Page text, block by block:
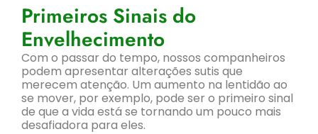
Primeiros Sinais do
Envelhecimento
Com o passar do tempo, nossos companheiros
podem apresentar alterações sutis que
merecem atenção. Um aumento na lentidão ao
se mover, por exemplo, pode ser o primeiro sinal
de que a vida está se tornando um pouco mais
desafiadora para eles.